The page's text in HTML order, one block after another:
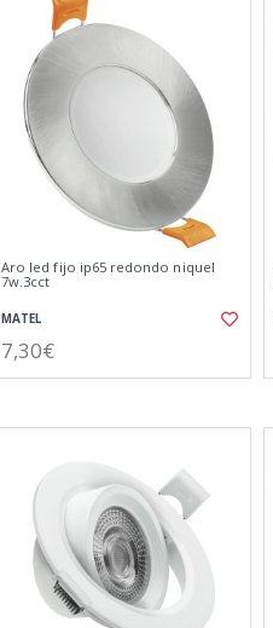
Aro led fijo ip65 redondo niquel
7w.3cct
MATEL
7,30€